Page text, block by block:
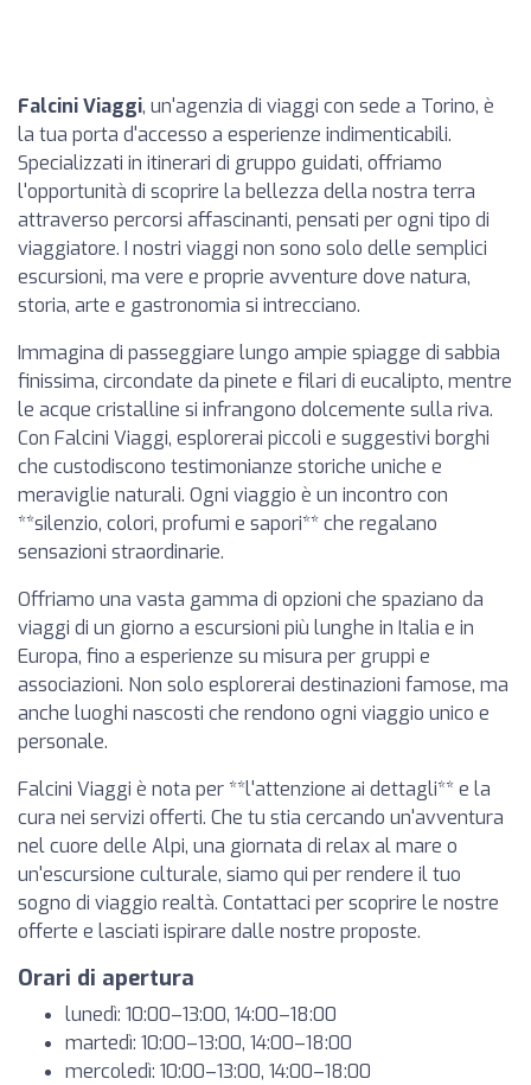
Falcini Viaggi, un'agenzia di viaggi con sede a Torino, è
la tua porta d'accesso a esperienze indimenticabili.
Specializzati in itinerari di gruppo guidati, offriamo
l'opportunità di scoprire la bellezza della nostra terra
attraverso percorsi affascinanti, pensati per ogni tipo di
viaggiatore. I nostri viaggi non sono solo delle semplici
escursioni, ma vere e proprie avventure dove natura,
storia, arte e gastronomia si intrecciano.
Immagina di passeggiare lungo ampie spiagge di sabbia
finissima, circondate da pinete e filari di eucalipto, mentre
le acque cristalline si infrangono dolcemente sulla riva.
Con Falcini Viaggi, esplorerai piccoli e suggestivi borghi
che custodiscono testimonianze storiche uniche e
meraviglie naturali. Ogni viaggio è un incontro con
**silenzio, colori, profumi e sapori** che regalano
sensazioni straordinarie.
Offriamo una vasta gamma di opzioni che spaziano da
viaggi di un giorno a escursioni più lunghe in Italia e in
Europa, fino a esperienze su misura per gruppi e
associazioni. Non solo esplorerai destinazioni famose, ma
anche luoghi nascosti che rendono ogni viaggio unico e
personale.
Falcini Viaggi è nota per **l'attenzione ai dettagli** e la
cura nei servizi offerti. Che tu stia cercando un'avventura
nel cuore delle Alpi, una giornata di relax al mare o
un'escursione culturale, siamo qui per rendere il tuo
sogno di viaggio realtà. Contattaci per scoprire le nostre
offerte e lasciati ispirare dalle nostre proposte.
Orari di apertura
lunedì: 10:00–13:00, 14:00–18:00
martedì: 10:00–13:00, 14:00–18:00
mercoledì: 10:00–13:00, 14:00–18:00